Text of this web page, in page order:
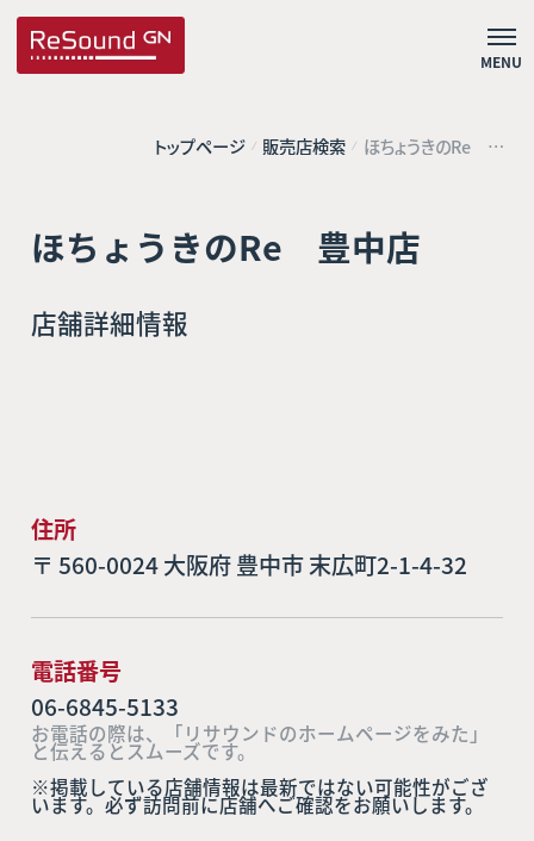
MENU
トップページ 販売店検索 ほちょうきのRe 豊
中店
ほちょうきのRe 豊中店
店舗詳細情報
住所
〒 560-0024 大阪府 豊中市 末広町2-1-4-32
電話番号
06-6845-5133
お電話の際は、「リサウンドのホームページをみた」
と伝えるとスムーズです。
※掲載している店舗情報は最新ではない可能性がござ
います。必ず訪問前に店舗へご確認をお願いします。